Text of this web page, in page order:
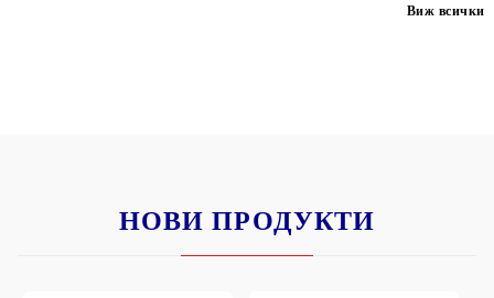
Виж всички
НОВИ ПРОДУКТИ